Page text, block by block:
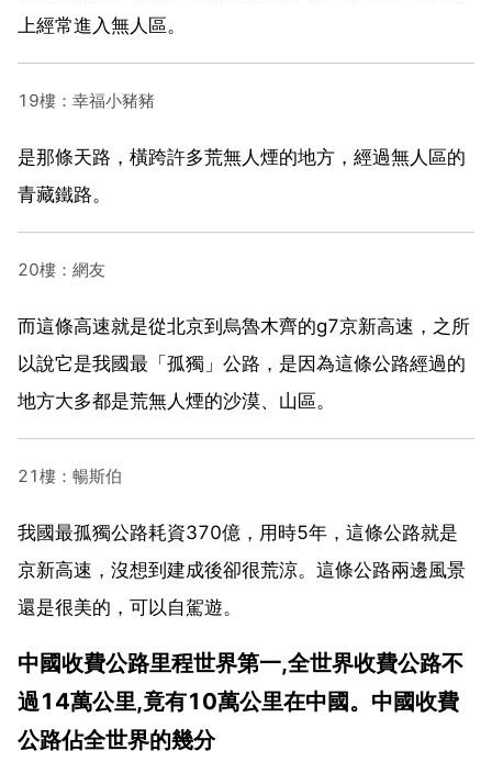
上經常進入無人區。
19樓：幸福小豬豬
是那條天路，橫跨許多荒無人煙的地方，經過無人區的
青藏鐵路。
20樓：網友
而這條高速就是從北京到烏魯木齊的g7京新高速，之所
以說它是我國最「孤獨」公路，是因為這條公路經過的
地方大多都是荒無人煙的沙漠、山區。
21樓：暢斯伯
我國最孤獨公路耗資370億，用時5年，這條公路就是
京新高速，沒想到建成後卻很荒涼。這條公路兩邊風景
還是很美的，可以自駕遊。
中國收費公路里程世界第一,全世界收費公路不
過14萬公里,竟有10萬公里在中國。中國收費
公路佔全世界的幾分